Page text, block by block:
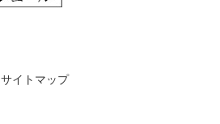
サイトマップ